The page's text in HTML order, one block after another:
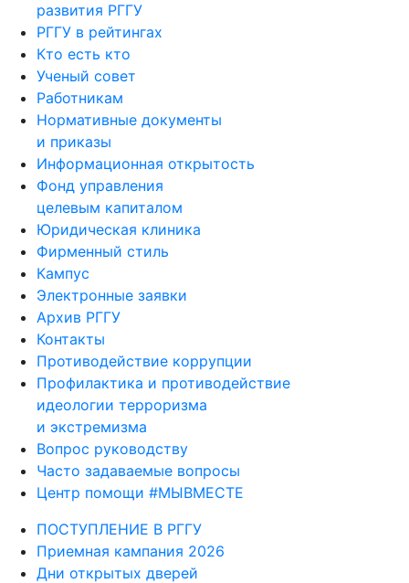
развития РГГУ
РГГУ в рейтингах
Кто есть кто
Ученый совет
Работникам
Нормативные документы
и приказы
Информационная открытость
Фонд управления
целевым капиталом
Юридическая клиника
Фирменный стиль
Кампус
Электронные заявки
Архив РГГУ
Контакты
Противодействие коррупции
Профилактика и противодействие
идеологии терроризма
и экстремизма
Вопрос руководству
Часто задаваемые вопросы
Центр помощи #МЫВМЕСТЕ
ПОСТУПЛЕНИЕ В РГГУ
Приемная кампания 2026
Дни открытых дверей